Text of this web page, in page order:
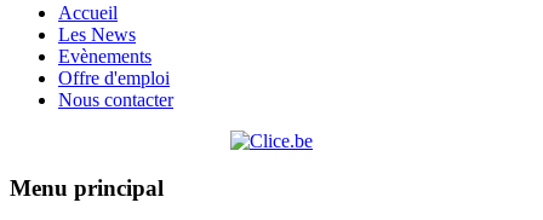
Accueil
Les News
Evènements
Offre d'emploi
Nous contacter
Menu principal